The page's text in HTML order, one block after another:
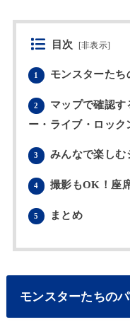
目次 [非表示]
1 モンスターたち
2
マップで確認す
ー・ライブ・ロッ
3 みんなで楽しむ
4 撮影もOK！座
5 まとめ
モンスターたちの